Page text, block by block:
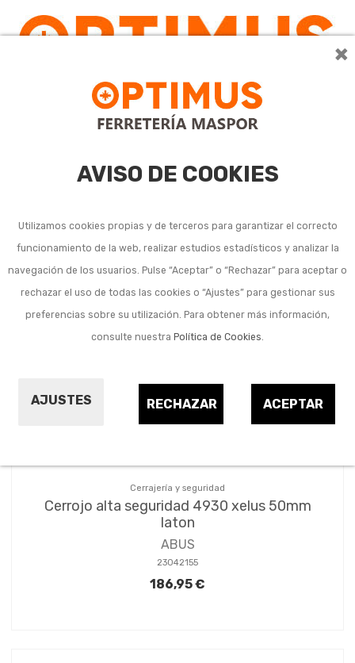
×
AVISO DE COOKIES
Utilizamos cookies propias y de terceros para garantizar el correcto
funcionamiento de la web, realizar estudios estadísticos y analizar la
navegación de los usuarios. Pulse “Aceptar” o “Rechazar” para aceptar o
rechazar el uso de todas las cookies o “Ajustes” para gestionar sus
preferencias sobre su utilización. Para obtener más información,
consulte nuestra Política de Cookies.
AJUSTES ACEPTAR
RECHAZAR
VERAN-2026
Cerrajería y seguridad
Cerrojo alta seguridad 4930 xelus 50mm
laton
ABUS
23042155
186,95 €